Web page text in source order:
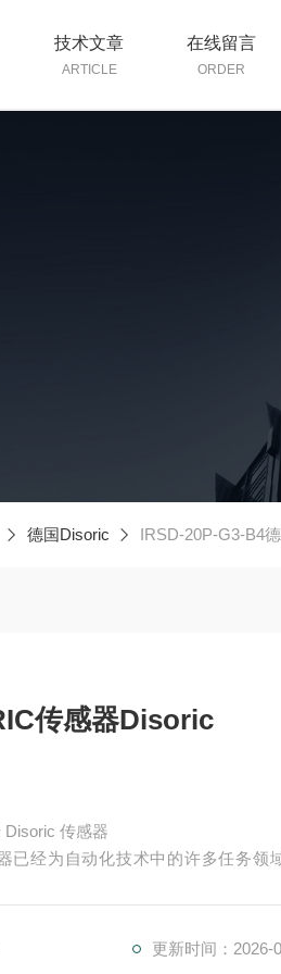
技术文章
ARTICLE
在线留言
ORDER
德国Disoric IRSD-20P-G3-B4
传感器Disoric
传感器
已经为自动化技术中的许多任务领
更新时间：2026-